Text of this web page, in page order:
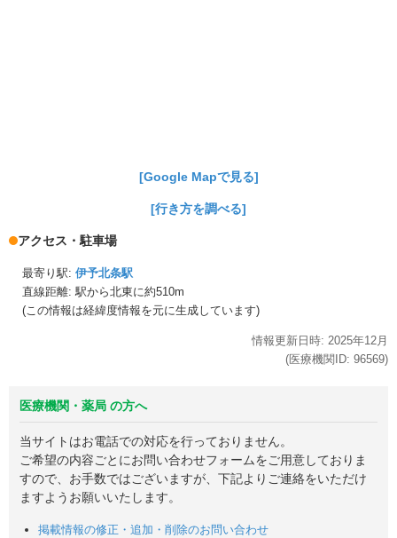
[Google Mapで見る]
[行き方を調べる]
アクセス・駐車場
最寄り駅: 伊予北条駅
直線距離: 駅から北東に約510m
(この情報は経緯度情報を元に生成しています)
情報更新日時: 2025年12月
(医療機関ID: 96569)
医療機関・薬局 の方へ
当サイトはお電話での対応を行っておりません。
ご希望の内容ごとにお問い合わせフォームをご用意しておりま
すので、お手数ではございますが、下記よりご連絡をいただけ
ますようお願いいたします。
掲載情報の修正・追加・削除のお問い合わせ